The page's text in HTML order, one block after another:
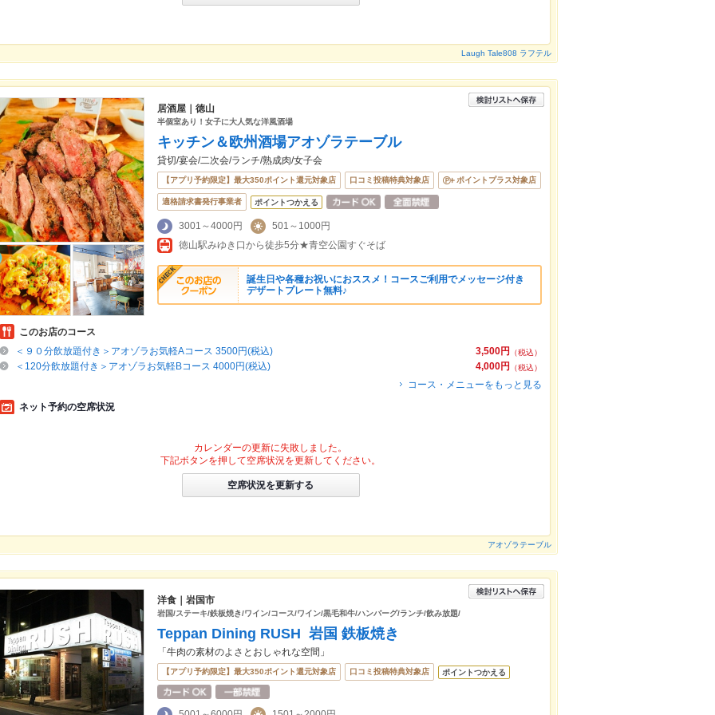
Laugh Tale808 ラフテル
居酒屋｜徳山
半個室あり！女子に大人気な洋風酒場
キッチン＆欧州酒場アオゾラテーブル
貸切/宴会/二次会/ランチ/熟成肉/女子会
【アプリ予約限定】最大350ポイント還元対象店 口コミ投稿特典対象店 ポイントプラス対象店
適格請求書発行事業者 ポイントつかえる
3001～4000円
501～1000円
徳山駅みゆき口から徒歩5分★青空公園すぐそば
誕生日や各種お祝いにおススメ！コースご利用でメッセージ付き
デザートプレート無料♪
このお店のコース
3,500円
（税込）
＜９０分飲放題付き＞アオゾラお気軽Aコース 3500円(税込)
4,000円
（税込）
＜120分飲放題付き＞アオゾラお気軽Bコース 4000円(税込)
コース・メニューをもっと見る
ネット予約の空席状況
カレンダーの更新に失敗しました。
下記ボタンを押して空席状況を更新してください。
空席状況を更新する
アオゾラテーブル
洋食｜岩国市
岩国/ステーキ/鉄板焼き/ワイン/コース/ワイン/黒毛和牛/ハンバーグ/ランチ/飲み放題/
Teppan Dining RUSH 岩国 鉄板焼き
「牛肉の素材のよさとおしゃれな空間」
【アプリ予約限定】最大350ポイント還元対象店 口コミ投稿特典対象店 ポイントつかえる